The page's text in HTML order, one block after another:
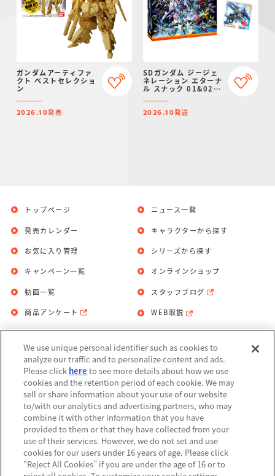
ガンダムアーティファ
クト ベストセレクショ
ン
2026.10発売
SDガンダム ジージェ
ネレーション エターナ
ル スナック 01&02
レミアムバンダイ限
定】
2026.10発送
トップページ
発売カレンダー
お気に入り管理
ニュース一覧
キャラクターから探す
シリーズから探す
キャンペーン一覧
動画一覧
商品アンケート
オンラインショップ
スタッフブログ
WEB取説
お問い合わせ 個人情報保護方針
利用規約
Do Not Sell or Share My Personal
Information
アレルギー情報
We use unique personal identifier such as cookies to
analyze our traffic and to personalize content and ads.
Please click here to see more details about how we use
cookies and the retention period of each cookie. We may
sell or share information about your use of our website
to/with our analytics and advertising partners, who may
combine it with other information that you have
provided to them or that they have collected from your
use of their services. However, we do not set and use
cookies for our users under 16 years of age. Please click
“Reject All Cookies” if you are under the age of 16 or to